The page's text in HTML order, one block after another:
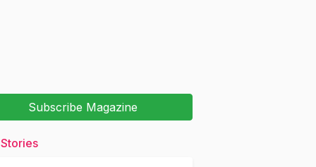
Subscribe Magazine